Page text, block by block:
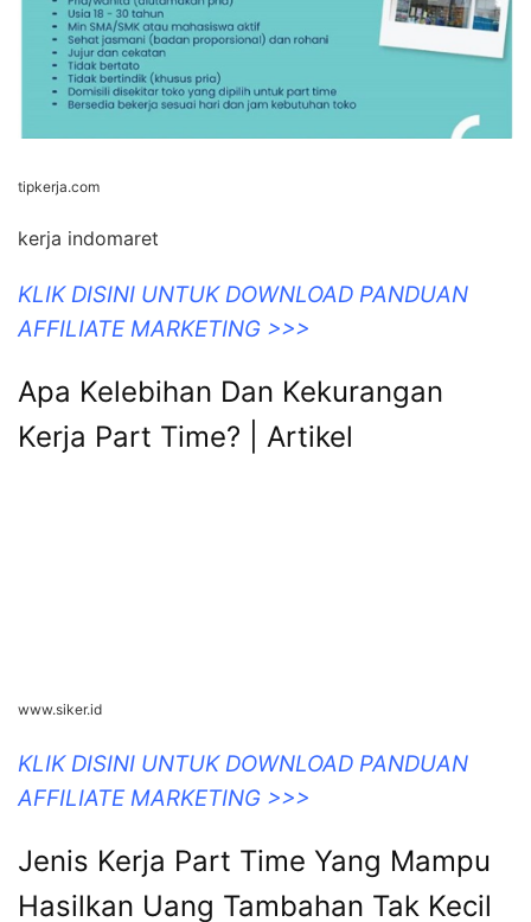
tipkerja.com
kerja indomaret
KLIK DISINI UNTUK DOWNLOAD PANDUAN
AFFILIATE MARKETING >>>
Apa Kelebihan Dan Kekurangan
Kerja Part Time? | Artikel
www.siker.id
KLIK DISINI UNTUK DOWNLOAD PANDUAN
AFFILIATE MARKETING >>>
Jenis Kerja Part Time Yang Mampu
Hasilkan Uang Tambahan Tak Kecil